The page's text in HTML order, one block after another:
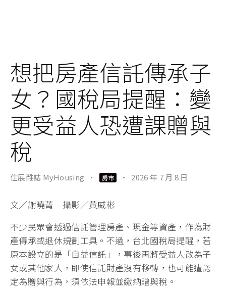
想把房產信託傳承子
女？國稅局提醒：變
更受益人恐遭課贈與
稅
住展雜誌 MyHousing · 房市 · 2026 年 7 月 8 日
文／謝曉菁 攝影／黃威彬
不少民眾會透過信託管理房產、現金等資產，作為財
產傳承或退休規劃工具。不過，台北國稅局提醒，若
原本設立的是「自益信託」，事後再將受益人改為子
女或其他家人，即使信託財產沒有移轉，也可能遭認
定為贈與行為，須依法申報並繳納贈與稅。